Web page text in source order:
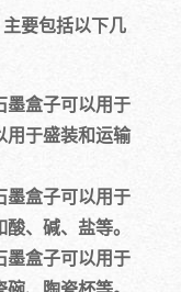
要包括以下几
墨盒子可以用于
用于盛装和运输
墨盒子可以用于
、碱、盐等。
墨盒子可以用于